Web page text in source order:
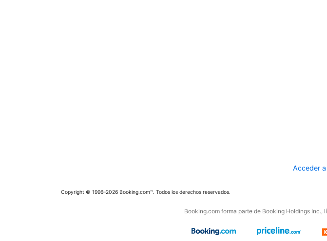
Acceder
Copyright © 1996–2026 Booking.com™. Todos los derechos reservados.
Booking.com forma parte de Booking Holdings